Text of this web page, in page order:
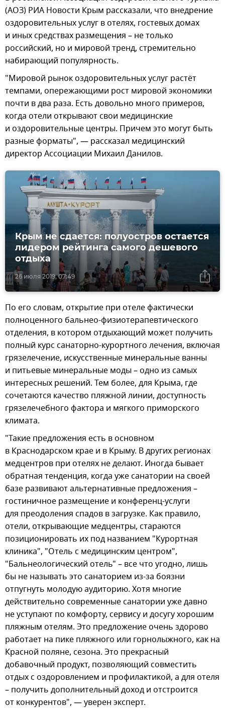
(АОЗ) РИА Новости Крым рассказали, что внедрение
оздоровительных услуг в отелях, гостевых домах
и иных средствах размещения – не только
российский, но и мировой тренд, стремительно
набирающий популярность.
"Мировой рынок оздоровительных услуг растёт
темпами, опережающими рост мировой экономики
почти в два раза. Есть довольно много примеров,
когда отели открывают свои медицинские
и оздоровительные центры. Причем это могут быть
разные форматы", — рассказал медицинский
директор Ассоциации Михаил Данилов.
26 июля 2019, 07:49
Крым не сдается: полуостров остается
лидером рейтинга самого дешевого
отдыха
По его словам, открытие при отеле фактически
полноценного бальнео-физиотерапевтического
отделения, в котором отдыхающий может получить
полный курс санаторно-курортного лечения, включая
грязелечение, искусственные минеральные ванны
и питьевые минеральные моды – одно из самых
интересных решений. Тем более, для Крыма, где
сочетаются качество пляжной линии, доступность
грязелечебного фактора и мягкого приморского
климата.
"Такие предложения есть в основном
в Краснодарском крае и в Крыму. В других регионах
медцентров при отелях не делают. Иногда бывает
обратная тенденция, когда уже санатории на своей
базе развивают альтернативные предложения –
гостиничное размещение и конференц-услуги
для преодоления спадов в загрузке. Как правило,
отели, открывающие медцентры, стараются
позиционировать их под названием "Курортная
клиника", "Отель с медицинским центром",
"Бальнеологический отель" – все что угодно, лишь
бы не называть это санаторием из-за боязни
отпугнуть молодую аудиторию. Хотя многие
действительно современные санатории уже давно
не уступают по комфорту, сервису и досугу хорошим
пляжным отелям. Это предложение очень здорово
работает на пике пляжного или горнолыжного, как на
Красной поляне, сезона. Это прекрасный
добавочный продукт, позволяющий совместить
отдых с оздоровлением и профилактикой, а для отеля
– получить дополнительный доход и отстроится
от конкурентов", — уверен эксперт.